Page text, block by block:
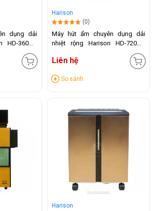
dụng dải
360DR
Harison
(0)
Máy hút ẩm chuyên dụng dải
nhiệt rộng Harison HD-720DR
Liên hệ
So sánh
Harison